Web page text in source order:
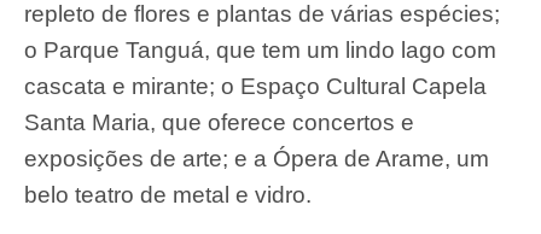
repleto de flores e plantas de várias espécies;
o Parque Tanguá, que tem um lindo lago com
cascata e mirante; o Espaço Cultural Capela
Santa Maria, que oferece concertos e
exposições de arte; e a Ópera de Arame, um
belo teatro de metal e vidro.